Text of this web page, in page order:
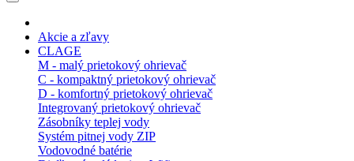
Akcie a zľavy
CLAGE
M - malý prietokový ohrievač
C - kompaktný prietokový ohrievač
D - komfortný prietokový ohrievač
Integrovaný prietokový ohrievač
Zásobníky teplej vody
Systém pitnej vody ZIP
Vodovodné batérie